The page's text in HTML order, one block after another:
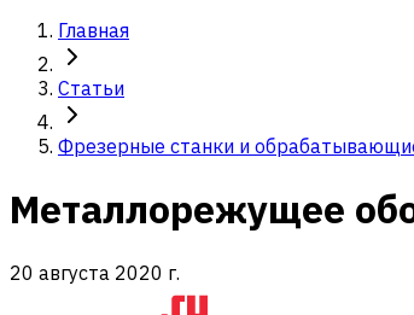
Главная
Статьи
Фрезерные станки и
Металлорежущее
20 августа 2020 г.